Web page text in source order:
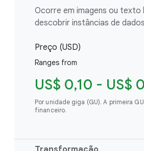
Ocorre em imagens ou texto
descobrir instâncias de
Preço (USD)
Ranges from
US$ 0,10 - US$
Por unidade giga (GU). A primeira
financeiro.